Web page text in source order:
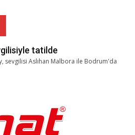
tatilde
sevgilisi Aslıhan Malbora ile Bodrum'da